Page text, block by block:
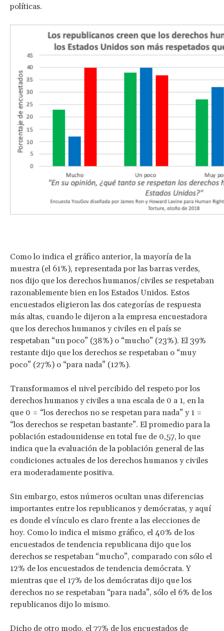
políticas.
Como lo indica el gráfico anterior, la mayoría de la
muestra (el 61%), representada por las barras verdes,
nos dijo que los derechos humanos/civiles se respetaban
razonablemente bien en los Estados Unidos. Estos
encuestados eligieron las dos categorías de respuesta
más altas, cuando le dijeron a la empresa encuestadora
que los derechos humanos y civiles en el país se
respetaban “un poco” (38%) o “mucho” (23%). El 39%
restante dijo que los derechos se respetaban o “muy
poco” (27%) o “para nada” (12%).
Transformamos el nivel percibido del respeto por los
derechos humanos y civiles a una escala de 0 a 1, en la
que 0 = “los derechos no se respetan para nada” y 1 =
“los derechos se respetan bastante”. El promedio para la
población estadounidense en total fue de 0,57, lo que
indica que la evaluación de la población general de las
condiciones actuales de los derechos humanos y civiles
era moderadamente positiva.
Sin embargo, estos números ocultan unas diferencias
importantes entre los republicanos y demócratas, y aquí
es donde el vínculo es claro frente a las elecciones de
hoy. Como lo indica el mismo gráfico, el 40% de los
encuestados de tendencia republicana dijo que los
derechos se respetaban “mucho”, comparado con sólo el
12% de los encuestados de tendencia demócrata. Y
mientras que el 17% de los demócratas dijo que los
derechos no se respetaban “para nada”, sólo el 6% de los
republicanos dijo lo mismo.
Dicho de otro modo, el 77% de los encuestados de